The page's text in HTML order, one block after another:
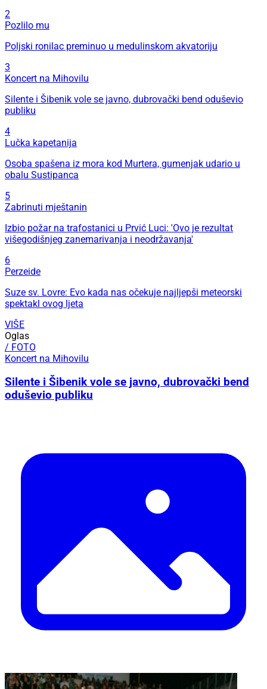
2
Pozlilo mu
Poljski ronilac preminuo u medulinskom akvatoriju
3
Koncert na Mihovilu
Silente i Šibenik vole se javno, dubrovački bend oduševio
publiku
4
Lučka kapetanija
Osoba spašena iz mora kod Murtera, gumenjak udario u
obalu Sustipanca
5
Zabrinuti mještanin
Izbio požar na trafostanici u Prvić Luci: 'Ovo je rezultat
višegodišnjeg zanemarivanja i neodržavanja'
6
Perzeide
Suze sv. Lovre: Evo kada nas očekuje najljepši meteorski
spektakl ovog ljeta
VIŠE
Oglas
/ FOTO
Koncert na Mihovilu
Silente i Šibenik vole se javno, dubrovački bend
oduševio publiku